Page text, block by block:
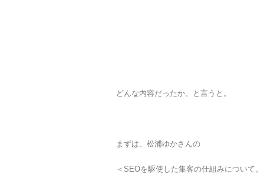
どんな内容だったか。と言うと。
まずは、松浦ゆかさんの
＜SEOを駆使した集客の仕組みについて